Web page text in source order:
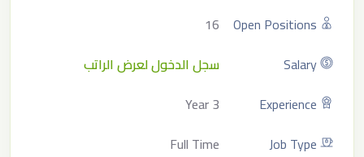
Open Positions
16
Salary
سجل الدخول لعرض الراتب
Experience
3 Year
Job Type
Full Time